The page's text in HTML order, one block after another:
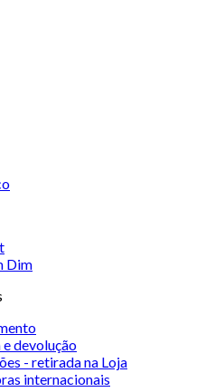
Dim
devolução
- retirada na Loja
internacionais